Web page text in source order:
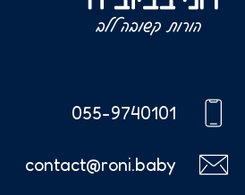
055-9740101
contact@roni.baby